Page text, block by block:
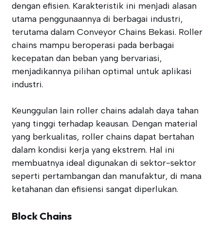
dengan efisien. Karakteristik ini menjadi alasan
utama penggunaannya di berbagai industri,
terutama dalam Conveyor Chains Bekasi. Roller
chains mampu beroperasi pada berbagai
kecepatan dan beban yang bervariasi,
menjadikannya pilihan optimal untuk aplikasi
industri.
Keunggulan lain roller chains adalah daya tahan
yang tinggi terhadap keausan. Dengan material
yang berkualitas, roller chains dapat bertahan
dalam kondisi kerja yang ekstrem. Hal ini
membuatnya ideal digunakan di sektor-sektor
seperti pertambangan dan manufaktur, di mana
ketahanan dan efisiensi sangat diperlukan.
Block Chains